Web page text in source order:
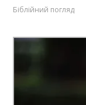
Біблійний погляд